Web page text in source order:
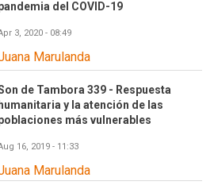
del COVID-19
3, 2020 - 08:49
Marulanda
de Tambora 339 - Respuesta
humanitaria y la atención de las
más vulnerables
16, 2019 - 11:33
Marulanda